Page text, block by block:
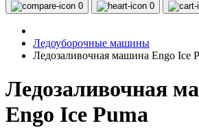
0 0
Ледоуборочные машины
Ледозаливочная машина Engo Ice
Ледозаливочная
Engo Ice Puma